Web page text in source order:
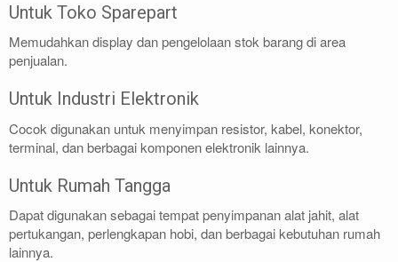
Untuk Toko Sparepart
Memudahkan display dan pengelolaan stok barang di area
penjualan.
Untuk Industri Elektronik
Cocok digunakan untuk menyimpan resistor, kabel, konektor,
terminal, dan berbagai komponen elektronik lainnya.
Untuk Rumah Tangga
Dapat digunakan sebagai tempat penyimpanan alat jahit, alat
pertukangan, perlengkapan hobi, dan berbagai kebutuhan rumah
lainnya.